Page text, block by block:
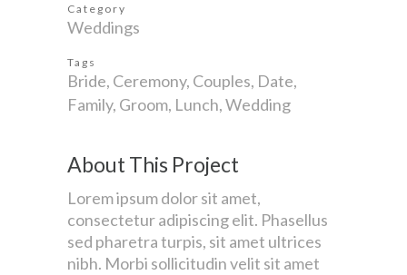
Category
Weddings
Tags
Bride, Ceremony, Couples, Date,
Family, Groom, Lunch, Wedding
About This Project
Lorem ipsum dolor sit amet,
consectetur adipiscing elit. Phasellus
sed pharetra turpis, sit amet ultrices
nibh. Morbi sollicitudin velit sit amet